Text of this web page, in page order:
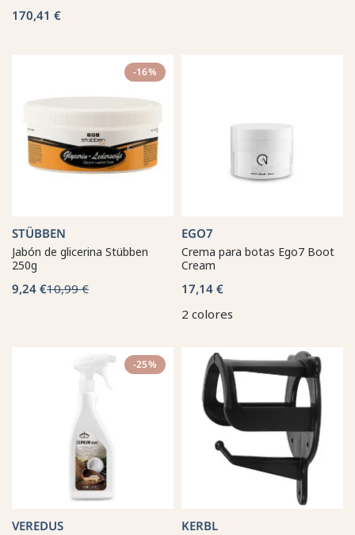
170,41 €
-16%
STÜBBEN
Jabón de glicerina Stübben
250g
9,24 €10,99 €
EGO7
Crema para botas Ego7 Boot
Cream
17,14 €
2 colores
-25%
VEREDUS KERBL